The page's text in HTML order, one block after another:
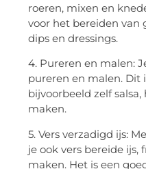
roeren, mixen en
voor het bereiden van
dips en dressings.
4. Pureren en malen:
pureren en malen. Dit
bijvoorbeeld zelf
maken.
5. Vers verzadigd ijs:
je ook vers bereide ijs,
maken. Het is een